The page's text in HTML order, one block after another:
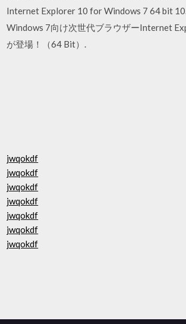
Internet Explorer 10 for Windows 7 64 bit
Windows 7向け次世代ブラウザーInternet
が登場！（64 Bit）.
jwqokdf
jwqokdf
jwqokdf
jwqokdf
jwqokdf
jwqokdf
jwqokdf